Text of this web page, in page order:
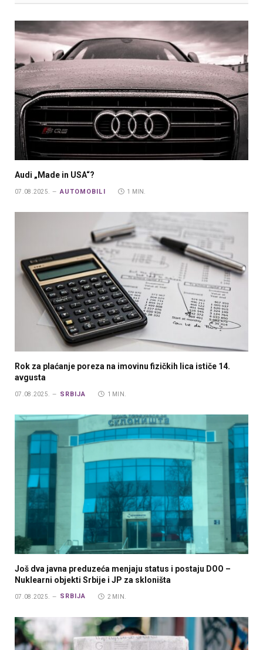
Audi „Made in USA“?
07.08.2025. AUTOMOBILI 1 MIN.
Rok za plaćanje poreza na imovinu fizičkih lica ističe 14.
avgusta
07.08.2025. SRBIJA 1 MIN.
Još dva javna preduzeća menjaju status i postaju DOO –
Nuklearni objekti Srbije i JP za skloništa
07.08.2025. SRBIJA 2 MIN.